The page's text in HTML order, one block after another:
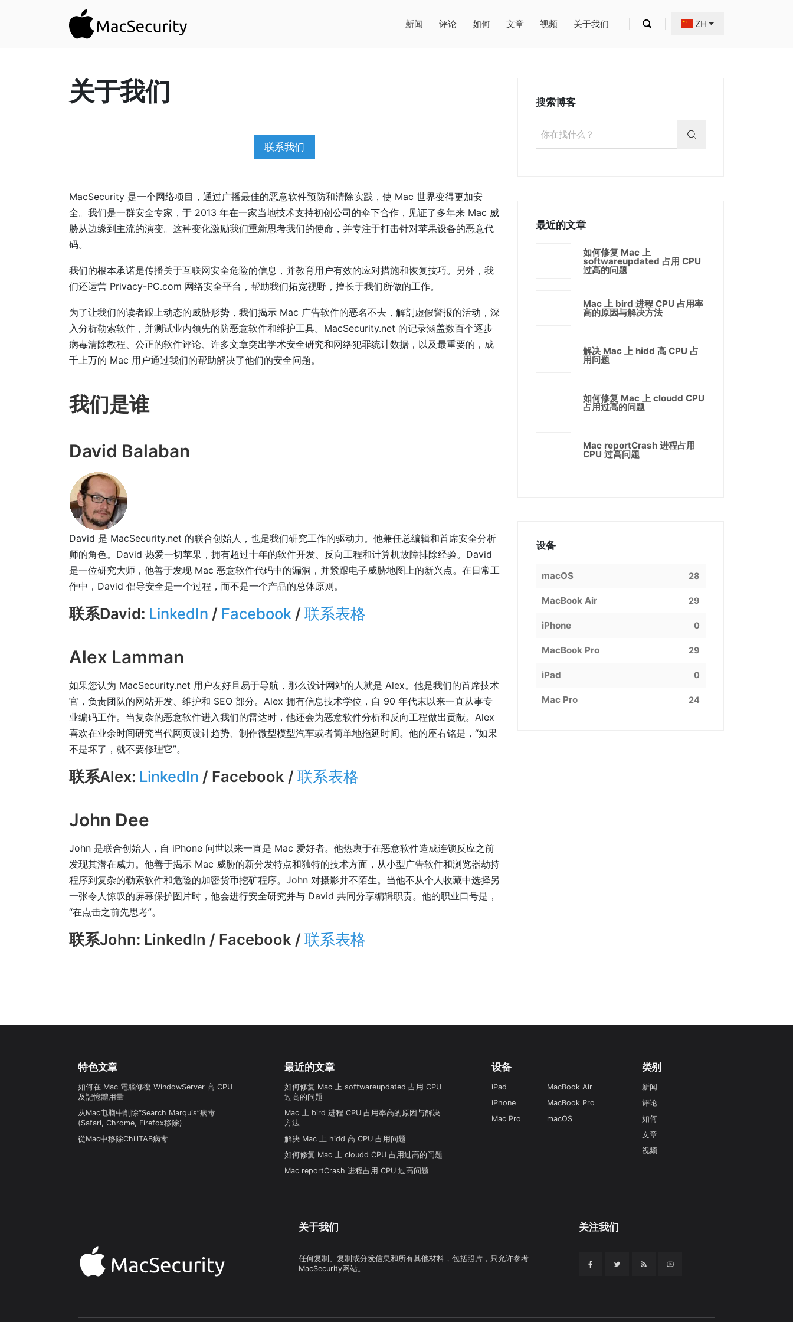
新闻 评论 如何 文章 视频 关于我们 ZH
关于我们
联系我们
MacSecurity 是一个网络项目，通过广播最佳的恶意软件预防和清除实践，使 Mac 世界变得更加安
全。我们是一群安全专家，于 2013 年在一家当地技术支持初创公司的伞下合作，见证了多年来 Mac 威
胁从边缘到主流的演变。这种变化激励我们重新思考我们的使命，并专注于打击针对苹果设备的恶意代
码。
我们的根本承诺是传播关于互联网安全危险的信息，并教育用户有效的应对措施和恢复技巧。另外，我
们还运营 Privacy-PC.com 网络安全平台，帮助我们拓宽视野，擅长于我们所做的工作。
为了让我们的读者跟上动态的威胁形势，我们揭示 Mac 广告软件的恶名不去，解剖虚假警报的活动，深
入分析勒索软件，并测试业内领先的防恶意软件和维护工具。MacSecurity.net 的记录涵盖数百个逐步
病毒清除教程、公正的软件评论、许多文章突出学术安全研究和网络犯罪统计数据，以及最重要的，成
千上万的 Mac 用户通过我们的帮助解决了他们的安全问题。
我们是谁
David Balaban
David 是 MacSecurity.net 的联合创始人，也是我们研究工作的驱动力。他兼任总编辑和首席安全分析
师的角色。David 热爱一切苹果，拥有超过十年的软件开发、反向工程和计算机故障排除经验。David
是一位研究大师，他善于发现 Mac 恶意软件代码中的漏洞，并紧跟电子威胁地图上的新兴点。在日常工
作中，David 倡导安全是一个过程，而不是一个产品的总体原则。
联系David: LinkedIn / Facebook / 联系表格
Alex Lamman
如果您认为 MacSecurity.net 用户友好且易于导航，那么设计网站的人就是 Alex。他是我们的首席技术
官，负责团队的网站开发、维护和 SEO 部分。Alex 拥有信息技术学位，自 90 年代末以来一直从事专
业编码工作。当复杂的恶意软件进入我们的雷达时，他还会为恶意软件分析和反向工程做出贡献。Alex
喜欢在业余时间研究当代网页设计趋势、制作微型模型汽车或者简单地拖延时间。他的座右铭是，“如果
不是坏了，就不要修理它”。
联系Alex: LinkedIn / Facebook / 联系表格
John Dee
John 是联合创始人，自 iPhone 问世以来一直是 Mac 爱好者。他热衷于在恶意软件造成连锁反应之前
发现其潜在威力。他善于揭示 Mac 威胁的新分发特点和独特的技术方面，从小型广告软件和浏览器劫持
程序到复杂的勒索软件和危险的加密货币挖矿程序。John 对摄影并不陌生。当他不从个人收藏中选择另
一张令人惊叹的屏幕保护图片时，他会进行安全研究并与 David 共同分享编辑职责。他的职业口号是，
“在点击之前先思考”。
联系John: LinkedIn / Facebook / 联系表格
搜索博客
最近的文章
如何修复 Mac 上
softwareupdated 占用 CPU
过高的问题
Mac 上 bird 进程 CPU 占用率
高的原因与解决方法
解决 Mac 上 hidd 高 CPU 占
用问题
如何修复 Mac 上 cloudd CPU
占用过高的问题
Mac reportCrash 进程占用
CPU 过高问题
设备
macOS 28
MacBook Air 29
iPhone 0
MacBook Pro 29
iPad 0
Mac Pro 24
特色文章
如何在 Mac 電腦修復 WindowServer 高 CPU
及記憶體用量
从Mac电脑中削除“Search Marquis”病毒
(Safari, Chrome, Firefox移除)
從Mac中移除ChillTAB病毒
最近的文章
如何修复 Mac 上 softwareupdated 占用 CPU
过高的问题
Mac 上 bird 进程 CPU 占用率高的原因与解决
方法
解决 Mac 上 hidd 高 CPU 占用问题
如何修复 Mac 上 cloudd CPU 占用过高的问题
Mac reportCrash 进程占用 CPU 过高问题
设备
iPad
iPhone
Mac Pro
MacBook Air
MacBook Pro
macOS
类别
新闻
评论
如何
文章
视频
关于我们
任何复制、复制或分发信息和所有其他材料，包括照片，只允许参考
MacSecurity网站。
关注我们